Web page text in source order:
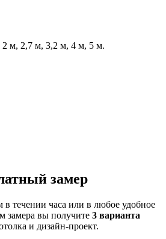
2 м, 2,7 м, 3,2 м, 4 м, 5 м.
замер
течении часа или в любое удобное
замера вы получите 3 варианта
и дизайн-проект.